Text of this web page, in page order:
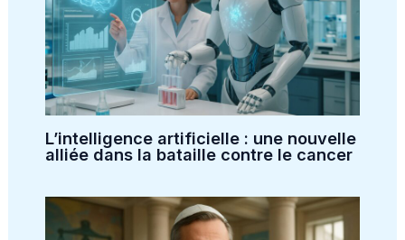
L’intelligence artificielle : une nouvelle
alliée dans la bataille contre le cancer